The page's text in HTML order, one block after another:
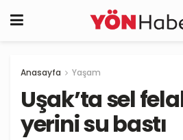
Anasayfa Yaşam
Uşak’ta sel
yerini su bastı